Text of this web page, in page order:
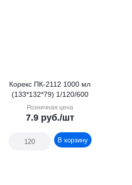
Корекс ПК-2112 1000 мл
(133*132*79) 1/120/600
Розничная цена
7.9руб./шт
В корзину